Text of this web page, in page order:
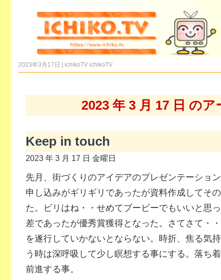
2023年3月17日 | ichikoTV ichikoTV
2023 年 3 月 17 日 のア
Keep in touch
2023 年 3 月 17 日 金曜日
先月、街づくりのアイデアのプレゼンテーショ
申し込みがギリギリであったが資料作成してそ
た。ビリはね・・せめてブービーでもいいと思
差であったが優秀賞獲得となった。さてさて・
を遂行していかないとならない。時折、焦る気
う時は深呼吸して少し瞑想する事にする。落ち
前進する事。